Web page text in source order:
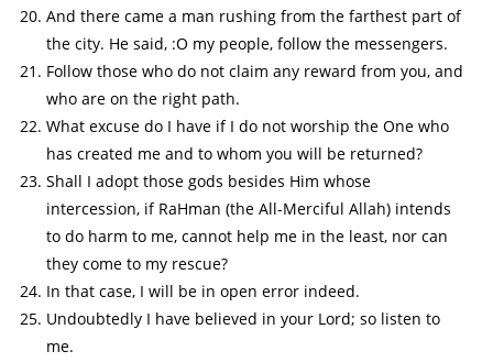
And there came a man rushing from the farthest part of
the city. He said, :O my people, follow the messengers.
Follow those who do not claim any reward from you, and
who are on the right path.
What excuse do I have if I do not worship the One who
has created me and to whom you will be returned?
Shall I adopt those gods besides Him whose
intercession, if RaHman (the All-Merciful Allah) intends
to do harm to me, cannot help me in the least, nor can
they come to my rescue?
In that case, I will be in open error indeed.
Undoubtedly I have believed in your Lord; so listen to
me.